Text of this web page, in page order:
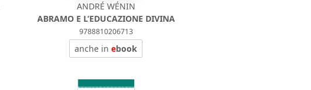
ANDRÉ WÉNIN
ABRAMO E L’EDUCAZIONE DIVINA
9788810206713
anche inebook